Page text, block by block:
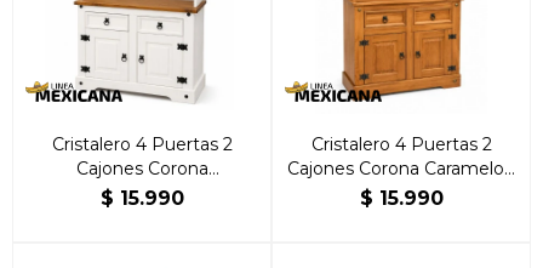
Cristalero 4 Puertas 2
Cajones Corona
Blanco/Caramelo | Brillante
$ 15.990
Cristalero 4 Puertas 2
Cajones Corona Caramelo |
Brillante Hogar
$ 15.990